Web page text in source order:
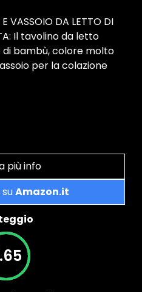
VASSOIO DA LETTO DI
Il tavolino da letto
bambù, colore molto
per la colazione
più info
Amazon.it